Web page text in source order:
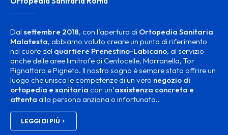
Dal settembre 2018, con l’apertura di Ortopedia Sanitaria
Malatesta, abbiamo voluto creare un punto di riferimento
nel cuore del quartiere Prenestino-Labicano, al servizio
anche delle aree limitrofe di Centocelle, Marranella, Tor
Pignattara e Pigneto. Il nostro sogno è sempre stato offrire un
luogo che unisca le competenze di un vero negozio di
ortopedia e sanitaria con un’assistenza concreta e
attenta alla persona anziana o infortunata..
LEGGI DI PIÙ